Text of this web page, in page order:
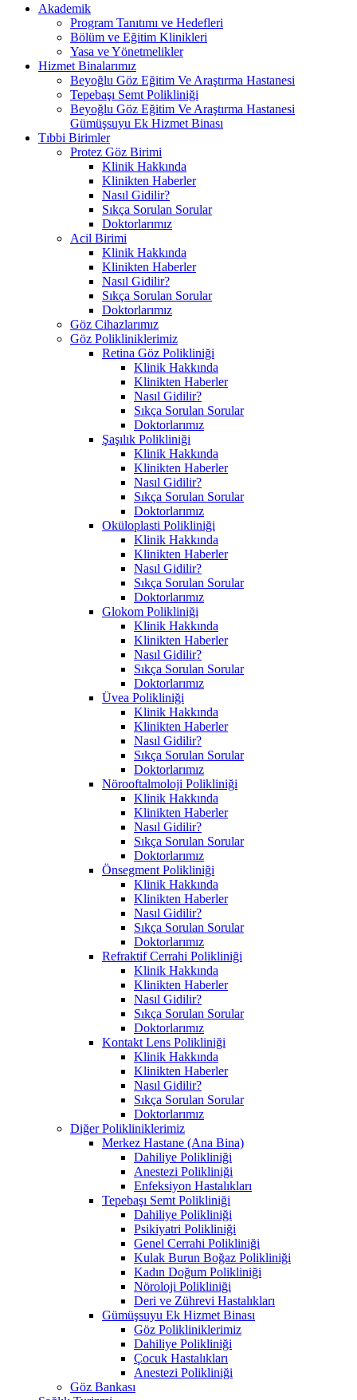
Akademik
Program Tanıtımı ve Hedefleri
Bölüm ve Eğitim Klinikleri
Yasa ve Yönetmelikler
Hizmet Binalarımız
Beyoğlu Göz Eğitim Ve Araştırma Hastanesi
Tepebaşı Semt Polikliniği
Beyoğlu Göz Eğitim Ve Araştırma Hastanesi
Gümüşsuyu Ek Hizmet Binası
Tıbbi Birimler
Protez Göz Birimi
Klinik Hakkında
Klinikten Haberler
Nasıl Gidilir?
Sıkça Sorulan Sorular
Doktorlarımız
Acil Birimi
Klinik Hakkında
Klinikten Haberler
Nasıl Gidilir?
Sıkça Sorulan Sorular
Doktorlarımız
Göz Cihazlarımız
Göz Polikliniklerimiz
Retina Göz Polikliniği
Klinik Hakkında
Klinikten Haberler
Nasıl Gidilir?
Sıkça Sorulan Sorular
Doktorlarımız
Şaşılık Polikliniği
Klinik Hakkında
Klinikten Haberler
Nasıl Gidilir?
Sıkça Sorulan Sorular
Doktorlarımız
Oküloplasti Polikliniği
Klinik Hakkında
Klinikten Haberler
Nasıl Gidilir?
Sıkça Sorulan Sorular
Doktorlarımız
Glokom Polikliniği
Klinik Hakkında
Klinikten Haberler
Nasıl Gidilir?
Sıkça Sorulan Sorular
Doktorlarımız
Üvea Polikliniği
Klinik Hakkında
Klinikten Haberler
Nasıl Gidilir?
Sıkça Sorulan Sorular
Doktorlarımız
Nörooftalmoloji Polikliniği
Klinik Hakkında
Klinikten Haberler
Nasıl Gidilir?
Sıkça Sorulan Sorular
Doktorlarımız
Önsegment Polikliniği
Klinik Hakkında
Klinikten Haberler
Nasıl Gidilir?
Sıkça Sorulan Sorular
Doktorlarımız
Refraktif Cerrahi Polikliniği
Klinik Hakkında
Klinikten Haberler
Nasıl Gidilir?
Sıkça Sorulan Sorular
Doktorlarımız
Kontakt Lens Polikliniği
Klinik Hakkında
Klinikten Haberler
Nasıl Gidilir?
Sıkça Sorulan Sorular
Doktorlarımız
Diğer Polikliniklerimiz
Merkez Hastane (Ana Bina)
Dahiliye Polikliniği
Anestezi Polikliniği
Enfeksiyon Hastalıkları
Tepebaşı Semt Polikliniği
Dahiliye Polikliniği
Psikiyatri Polikliniği
Genel Cerrahi Polikliniği
Kulak Burun Boğaz Polikliniği
Kadın Doğum Polikliniği
Nöroloji Polikliniği
Deri ve Zührevi Hastalıkları
Gümüşsuyu Ek Hizmet Binası
Göz Polikliniklerimiz
Dahiliye Polikliniği
Çocuk Hastalıkları
Anestezi Polikliniği
Göz Bankası